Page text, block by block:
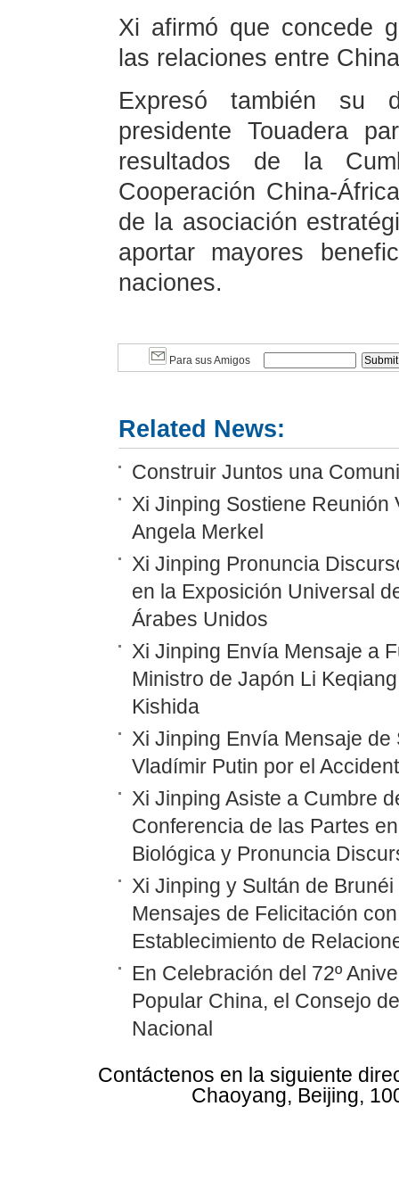
Xi afirmó que concede
las relaciones entre
Expresó también su
presidente Touadera
resultados de la
Cooperación China-
de la asociación
aportar mayores
naciones.
Para sus Amigos
Related News:
Construir Juntos una
Xi Jinping Sostiene Reunión
Angela Merkel
Xi Jinping Pronuncia
en la Exposición Universal
Árabes Unidos
Xi Jinping Envía Mensaje a
Ministro de Japón Li
Kishida
Xi Jinping Envía Mensaje
Vladímir Putin por el
Xi Jinping Asiste a Cumbre
Conferencia de las Partes
Biológica y Pronuncia
Xi Jinping y Sultán de
Mensajes de Felicitación
Establecimiento de
En Celebración del 72º
Popular China, el Consejo
Nacional
Contáctenos en la siguiente
Chaoyang, Beijing,